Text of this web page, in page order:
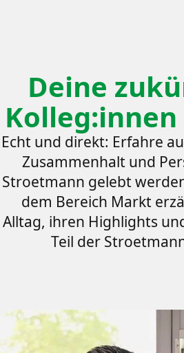
Deine
Echt und direkt: Erfahre
Zusammenhalt und
Stroetmann gelebt
dem Bereich Markt
Alltag, ihren Highlights
Teil der